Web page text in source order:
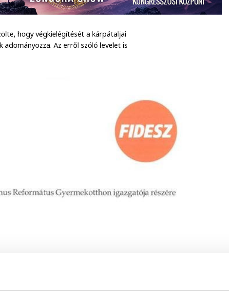
hogy végkielégítését a kárpátaljai
Az erről szóló levelet is